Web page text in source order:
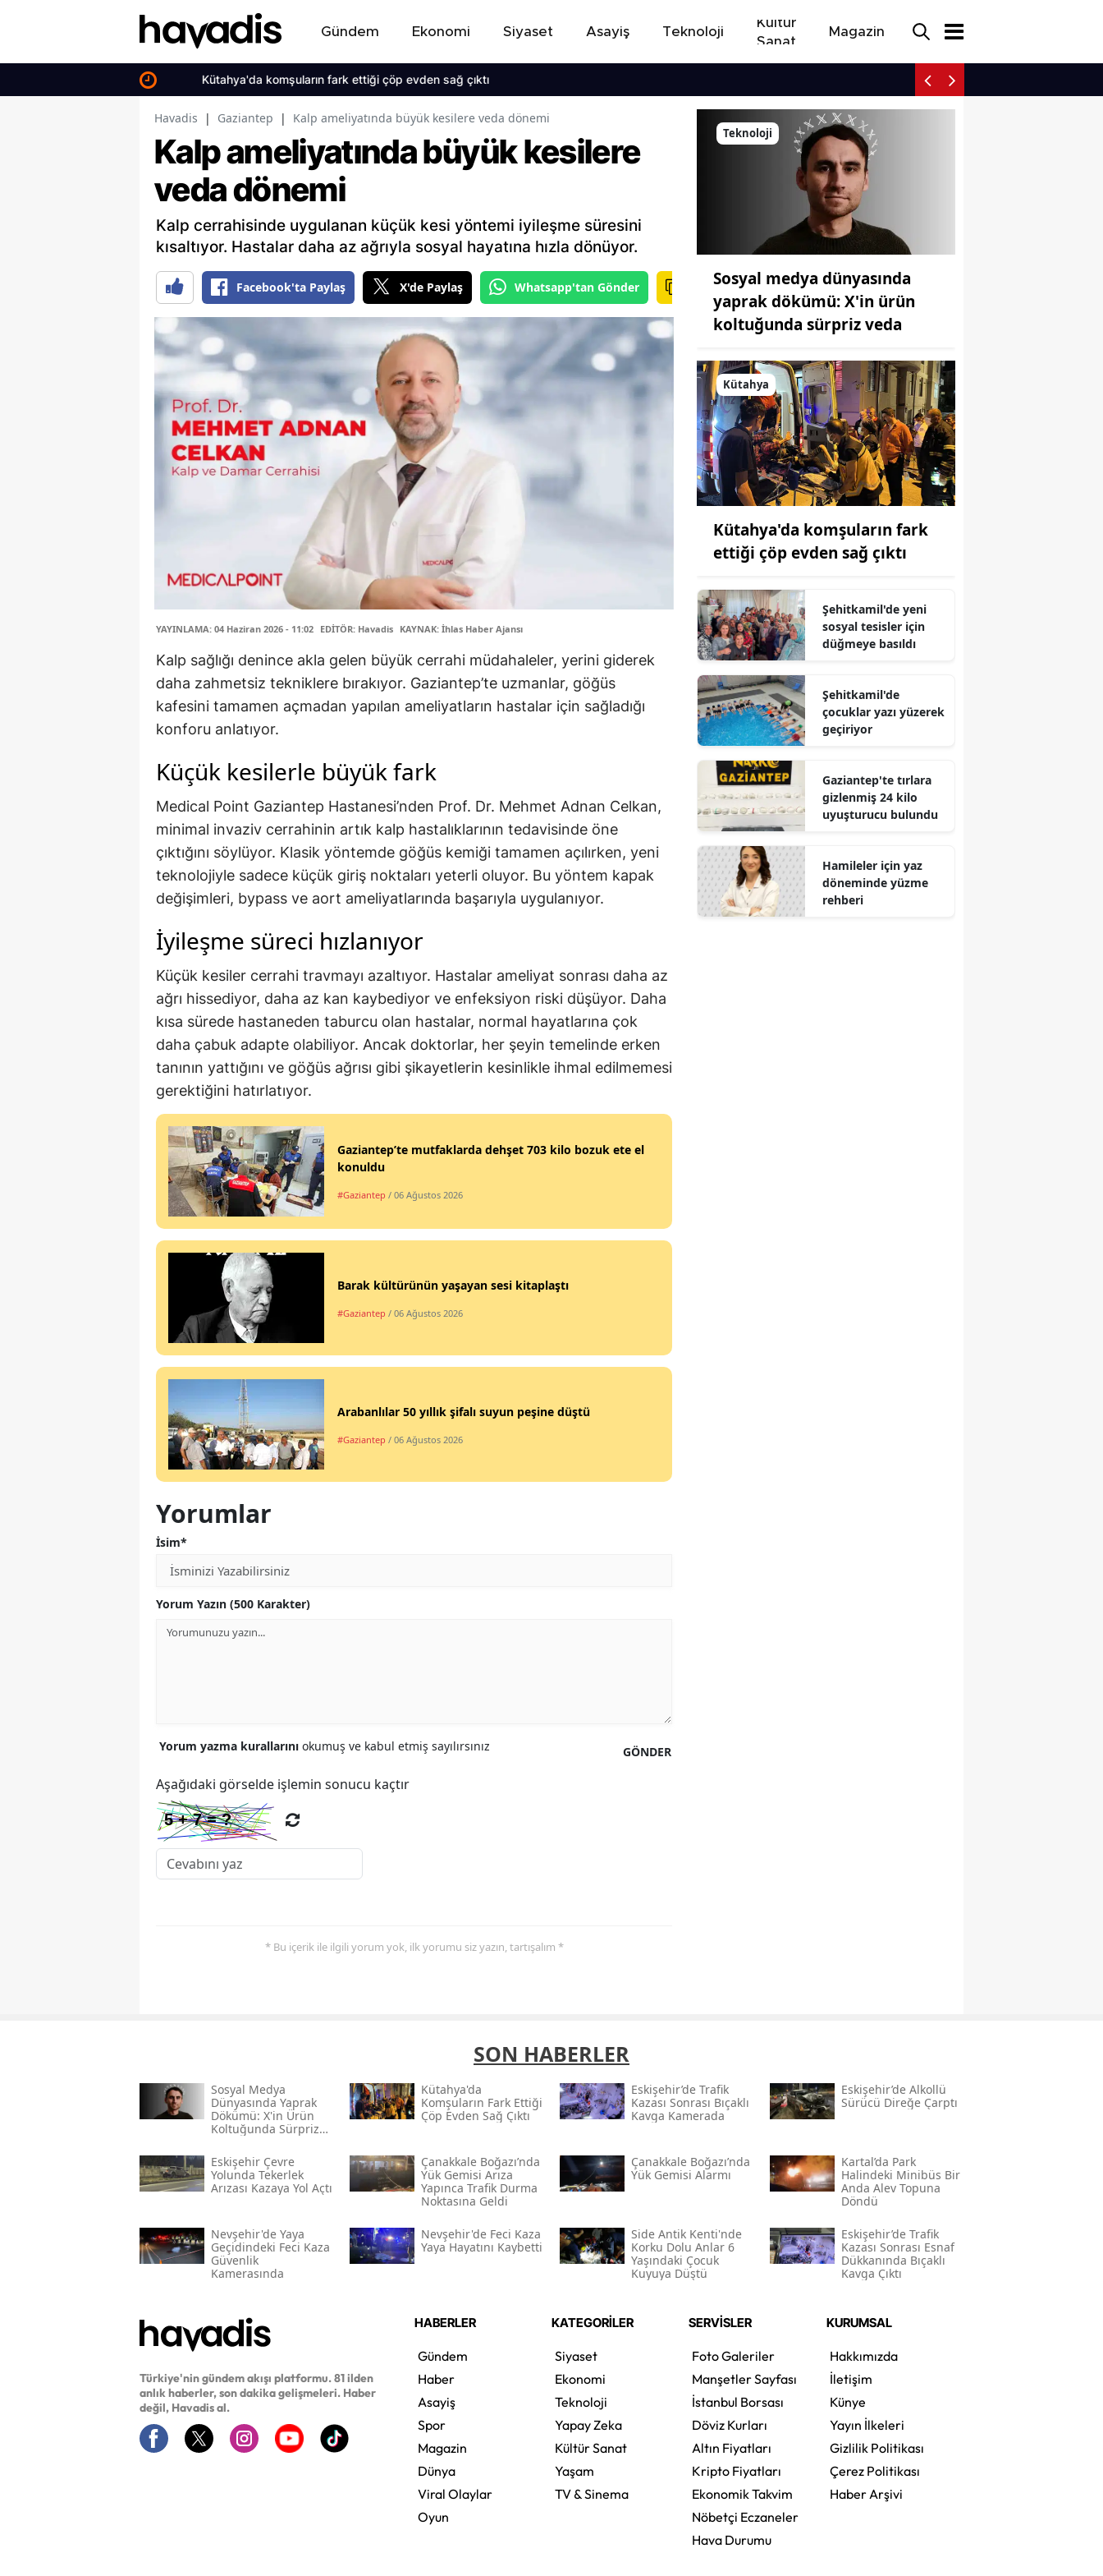
Gündem Ekonomi Siyaset Asayiş Teknoloji
Kültür
Sanat
Magazin
Kütahya'da komşuların fark ettiği çöp evden sağ çıktı
Havadis | Gaziantep | Kalp ameliyatında büyük kesilere veda dönemi
Kalp ameliyatında büyük kesilere
veda dönemi
Kalp cerrahisinde uygulanan küçük kesi yöntemi iyileşme süresini
kısaltıyor. Hastalar daha az ağrıyla sosyal hayatına hızla dönüyor.
Facebook'ta Paylaş X'de Paylaş Whatsapp'tan Gönder
YAYINLAMA: 04 Haziran 2026 - 11:02 EDİTÖR: Havadis KAYNAK: İhlas Haber Ajansı
Kalp sağlığı denince akla gelen büyük cerrahi müdahaleler, yerini giderek
daha zahmetsiz tekniklere bırakıyor. Gaziantep’te uzmanlar, göğüs
kafesini tamamen açmadan yapılan ameliyatların hastalar için sağladığı
konforu anlatıyor.
Küçük kesilerle büyük fark
Medical Point Gaziantep Hastanesi’nden Prof. Dr. Mehmet Adnan Celkan,
minimal invaziv cerrahinin artık kalp hastalıklarının tedavisinde öne
çıktığını söylüyor. Klasik yöntemde göğüs kemiği tamamen açılırken, yeni
teknolojiyle sadece küçük giriş noktaları yeterli oluyor. Bu yöntem kapak
değişimleri, bypass ve aort ameliyatlarında başarıyla uygulanıyor.
İyileşme süreci hızlanıyor
Küçük kesiler cerrahi travmayı azaltıyor. Hastalar ameliyat sonrası daha az
ağrı hissediyor, daha az kan kaybediyor ve enfeksiyon riski düşüyor. Daha
kısa sürede hastaneden taburcu olan hastalar, normal hayatlarına çok
daha çabuk adapte olabiliyor. Ancak doktorlar, her şeyin temelinde erken
tanının yattığını ve göğüs ağrısı gibi şikayetlerin kesinlikle ihmal edilmemesi
gerektiğini hatırlatıyor.
Gaziantep’te mutfaklarda dehşet 703 kilo bozuk ete el
konuldu
#Gaziantep / 06 Ağustos 2026
Barak kültürünün yaşayan sesi kitaplaştı
#Gaziantep / 06 Ağustos 2026
Arabanlılar 50 yıllık şifalı suyun peşine düştü
#Gaziantep / 06 Ağustos 2026
Yorumlar
İsim*
Yorum Yazın (500 Karakter)
GÖNDER
Yorum yazma kurallarını okumuş ve kabul etmiş sayılırsınız
Aşağıdaki görselde işlemin sonucu kaçtır
* Bu içerik ile ilgili yorum yok, ilk yorumu siz yazın, tartışalım *
Teknoloji
Sosyal medya dünyasında
yaprak dökümü: X'in ürün
koltuğunda sürpriz veda
Kütahya
Kütahya'da komşuların fark
ettiği çöp evden sağ çıktı
Şehitkamil'de yeni
sosyal tesisler için
düğmeye basıldı
Şehitkamil'de
çocuklar yazı yüzerek
geçiriyor
Gaziantep'te tırlara
gizlenmiş 24 kilo
uyuşturucu bulundu
Hamileler için yaz
döneminde yüzme
rehberi
SON HABERLER
Sosyal Medya
Dünyasında Yaprak
Dökümü: X'in Ürün
Koltuğunda Sürpriz
Kütahya'da
Komşuların Fark Ettiği
Çöp Evden Sağ Çıktı
Eskişehir’de Trafik
Kazası Sonrası Bıçaklı
Kavga Kamerada
Eskişehir’de Alkollü
Sürücü Direğe Çarptı
Eskişehir Çevre
Yolunda Tekerlek
Arızası Kazaya Yol Açtı
Çanakkale Boğazı’nda
Yük Gemisi Arıza
Yapınca Trafik Durma
Noktasına Geldi
Çanakkale Boğazı’nda
Yük Gemisi Alarmı
Kartal’da Park
Halindeki Minibüs Bir
Anda Alev Topuna
Döndü
Nevşehir'de Yaya
Geçidindeki Feci Kaza
Güvenlik
Kamerasında
Nevşehir'de Feci Kaza
Yaya Hayatını Kaybetti
Side Antik Kenti'nde
Korku Dolu Anlar 6
Yaşındaki Çocuk
Kuyuya Düştü
Eskişehir’de Trafik
Kazası Sonrası Esnaf
Dükkanında Bıçaklı
Kavga Çıktı
Türkiye'nin gündem akışı platformu. 81 ilden
anlık haberler, son dakika gelişmeleri. Haber
değil, Havadis al.
HABERLER
Gündem
Haber
Asayiş
Spor
Magazin
Dünya
Viral Olaylar
Oyun
KATEGORİLER
Siyaset
Ekonomi
Teknoloji
Yapay Zeka
Kültür Sanat
Yaşam
TV & Sinema
SERVİSLER
Foto Galeriler
Manşetler Sayfası
İstanbul Borsası
Döviz Kurları
Altın Fiyatları
Kripto Fiyatları
Ekonomik Takvim
Nöbetçi Eczaneler
Hava Durumu
KURUMSAL
Hakkımızda
İletişim
Künye
Yayın İlkeleri
Gizlilik Politikası
Çerez Politikası
Haber Arşivi